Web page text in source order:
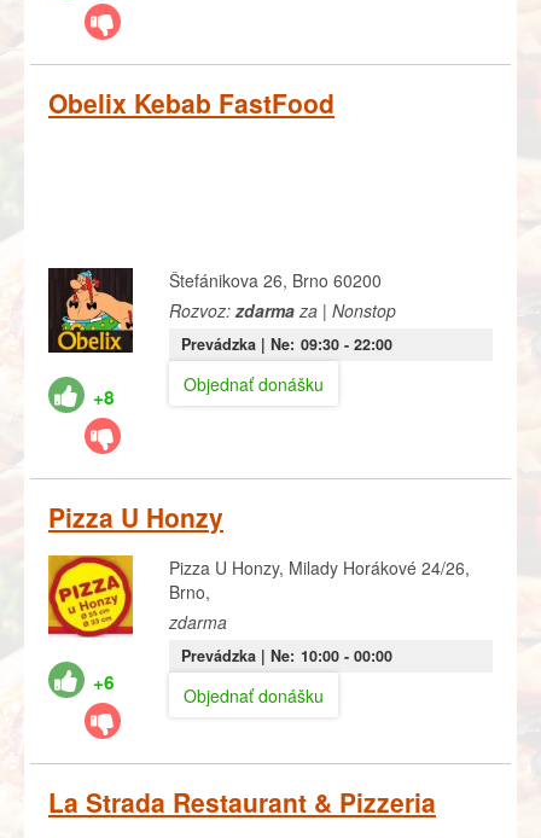
Obelix Kebab FastFood
+8
Štefánikova 26, Brno 60200
Rozvoz:zdarmaza | Nonstop
Prevádzka | Ne: 09:30- 22:00
Objednať donášku
Pizza U Honzy
+6
Pizza U Honzy, Milady Horákové 24/26,
Brno,
zdarma
Prevádzka | Ne: 10:00- 00:00
Objednať donášku
La Strada Restaurant & Pizzeria